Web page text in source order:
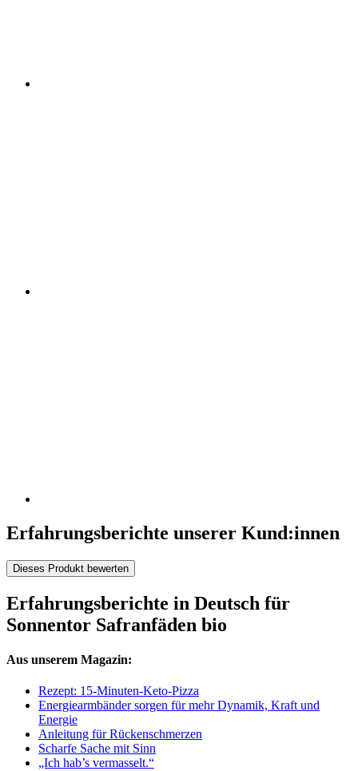
Erfahrungsberichte unserer Kund:innen
Dieses Produkt bewerten
Erfahrungsberichte in Deutsch für
Sonnentor Safranfäden bio
Aus unserem Magazin:
Rezept: 15-Minuten-Keto-Pizza
Energiearmbänder sorgen für mehr Dynamik, Kraft und
Energie
Anleitung für Rückenschmerzen
Scharfe Sache mit Sinn
„Ich hab’s vermasselt.“